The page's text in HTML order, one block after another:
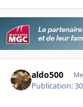
aldo500
Publication: